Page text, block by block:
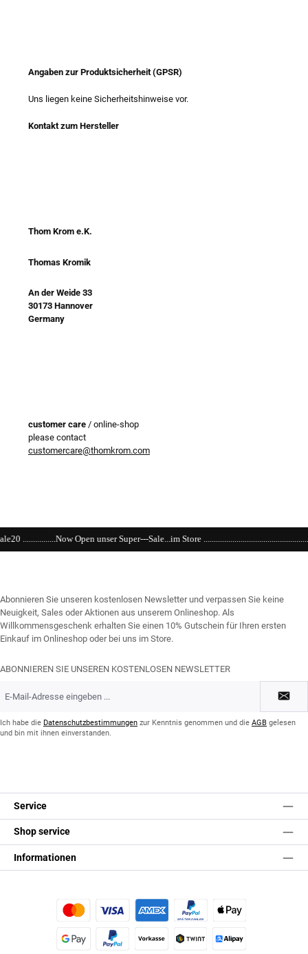
Angaben zur Produktsicherheit (GPSR)
Uns liegen keine Sicherheitshinweise vor.
Kontakt zum Hersteller
Thom Krom e.K.
Thomas Kromik
An der Weide 33
30173 Hannover
Germany
customer care / online-shop
please contact
customercare@thomkrom.com
unser Super---Sale...im Store
Abonnieren Sie unseren kostenlosen Newsletter und verpassen Sie keine
Neuigkeit, Sales oder Aktionen aus unserem Onlineshop. Als
Willkommensgeschenk erhalten Sie einen 10% Gutschein für Ihren ersten
Einkauf im Onlineshop oder bei uns im Store.
ABONNIEREN SIE UNSEREN KOSTENLOSEN NEWSLETTER
Mail-
*Ich habe die Datenschutzbestimmungen zur Kenntnis genommen und die AGB gelesen
und bin mit ihnen einverstanden.
Service
Shop service
Informationen
Kredit- oder Debitkarte Später BezahlenApple Pay